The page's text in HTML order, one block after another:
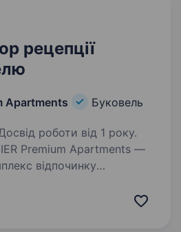
рецепції
Apartments Буковель
роботи від 1 року.
відпочинку
новий рівень